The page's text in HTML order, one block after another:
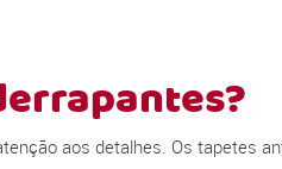
aos detalhes. Os tapetes